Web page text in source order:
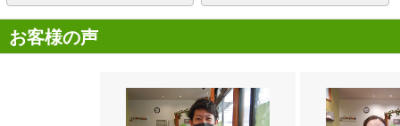
お客様の声